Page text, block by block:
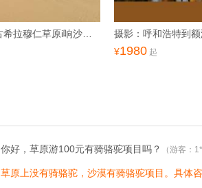
¥1980 起
你好，草原游100元有骑骆驼项目吗？ （游客
草原上没有骑骆驼，沙漠有骑骆驼项目。具体